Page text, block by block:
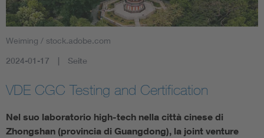
Weiming / stock.adobe.com
2024-01-17 Seite
VDE CGC Testing and Certification
Nel suo laboratorio high-tech nella città cinese di
Zhongshan (provincia di Guangdong), la joint venture